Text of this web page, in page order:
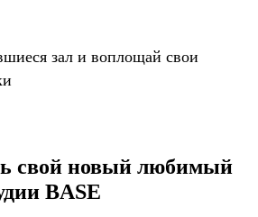
зал и воплощай свои
свой новый любимый
BASE